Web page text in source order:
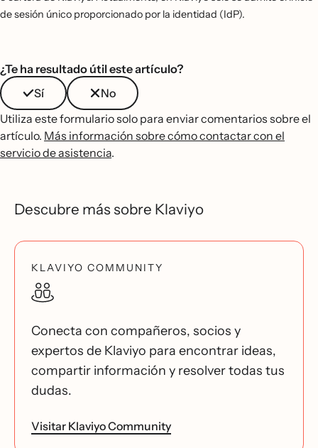
de sesión único proporcionado por la identidad (IdP).
¿Te ha resultado útil este artículo?
Sí
No
Utiliza este formulario solo para enviar comentarios sobre el
artículo. Más información sobre cómo contactar con el
servicio de asistencia.
Descubre más sobre Klaviyo
KLAVIYO COMMUNITY
Conecta con compañeros, socios y
expertos de Klaviyo para encontrar ideas,
compartir información y resolver todas tus
dudas.
Visitar Klaviyo Community